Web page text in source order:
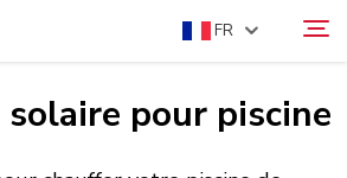
FR
Rechercher
pour piscine